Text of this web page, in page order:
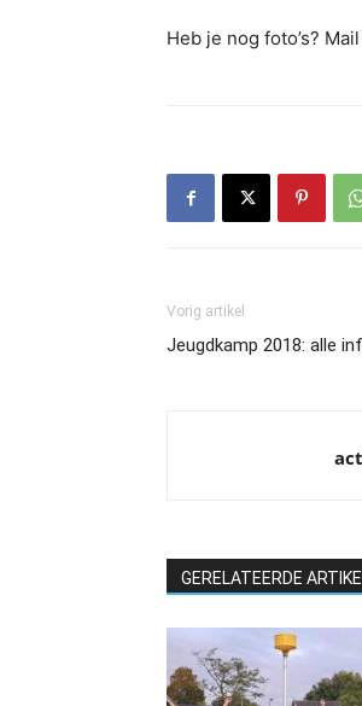
Heb je nog foto’s?
Vorig artikel
Jeugdkamp 2018: alle
GERELATEERDE